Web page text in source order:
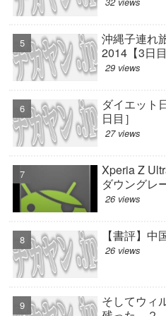
沖縄子連れ
2014【3日目
29 views
ダイエット
日目］
27 views
Xperia Z
ダウングレ
26 views
【書評】中
26 views
そしてウィ